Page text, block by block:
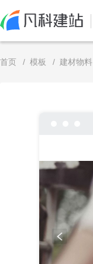
首页 / 模板 / 建材物料